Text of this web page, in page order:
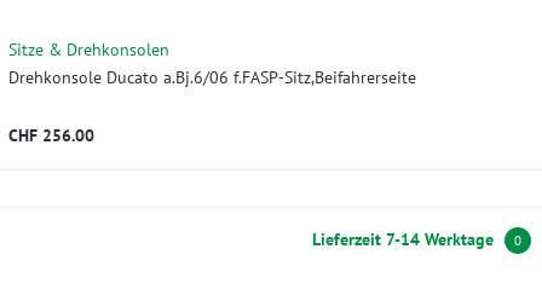
Sitze & Drehkonsolen
Drehkonsole Ducato a.Bj.6/06 f.FASP-Sitz,Beifahrerseite
CHF 256.00
Lieferzeit 7-14 Werktage 0